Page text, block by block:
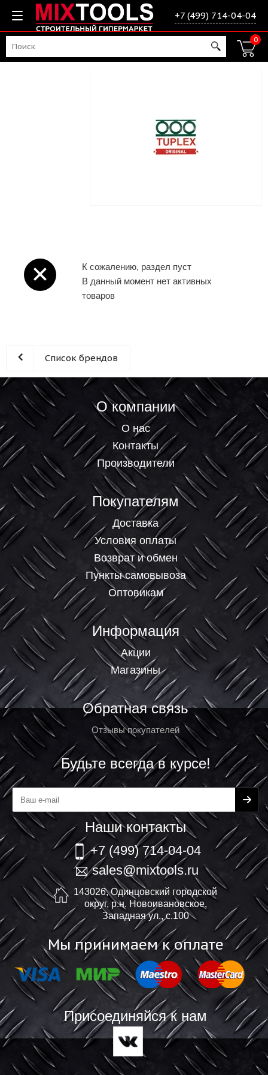
+7 (499) 714-04-04
0
К сожалению, раздел пуст
В данный момент нет активных
товаров
Список брендов
О компании
О нас
Контакты
Производители
Покупателям
Доставка
Условия оплаты
Возврат и обмен
Пункты самовывоза
Оптовикам
Информация
Акции
Магазины
Обратная связь
Отзывы покупателей
Будьте всегда в курсе!
Наши контакты
+7 (499) 714-04-04
sales@mixtools.ru
143026, Одинцовский городской
округ, р.н. Новоивановское,
Западная ул., с.100
Мы принимаем к оплате
Присоединяйся к нам